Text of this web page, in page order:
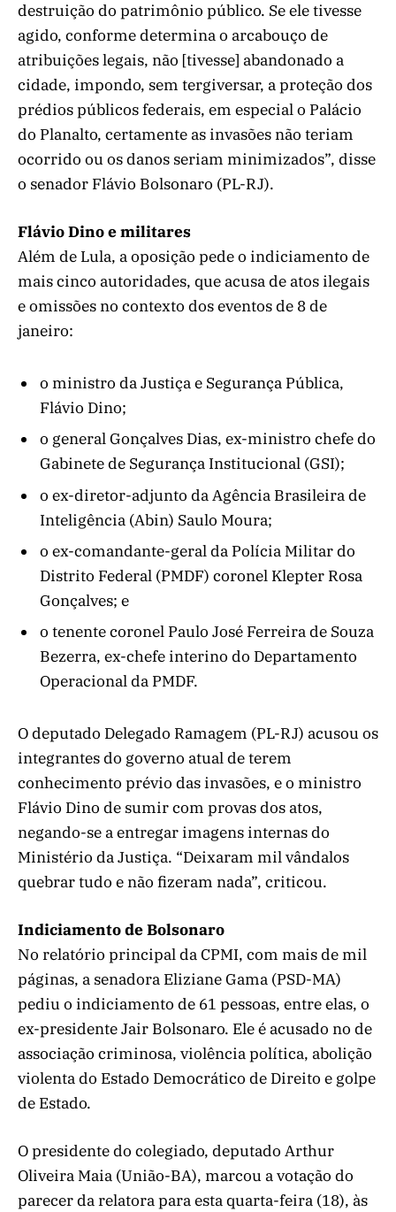
destruição do patrimônio público. Se ele tivesse
agido, conforme determina o arcabouço de
atribuições legais, não [tivesse] abandonado a
cidade, impondo, sem tergiversar, a proteção dos
prédios públicos federais, em especial o Palácio
do Planalto, certamente as invasões não teriam
ocorrido ou os danos seriam minimizados”, disse
o senador Flávio Bolsonaro (PL-RJ).
Flávio Dino e militares
Além de Lula, a oposição pede o indiciamento de
mais cinco autoridades, que acusa de atos ilegais
e omissões no contexto dos eventos de 8 de
janeiro:
o ministro da Justiça e Segurança Pública,
Flávio Dino;
o general Gonçalves Dias, ex-ministro chefe do
Gabinete de Segurança Institucional (GSI);
o ex-diretor-adjunto da Agência Brasileira de
Inteligência (Abin) Saulo Moura;
o ex-comandante-geral da Polícia Militar do
Distrito Federal (PMDF) coronel Klepter Rosa
Gonçalves; e
o tenente coronel Paulo José Ferreira de Souza
Bezerra, ex-chefe interino do Departamento
Operacional da PMDF.
O deputado Delegado Ramagem (PL-RJ) acusou os
integrantes do governo atual de terem
conhecimento prévio das invasões, e o ministro
Flávio Dino de sumir com provas dos atos,
negando-se a entregar imagens internas do
Ministério da Justiça. “Deixaram mil vândalos
quebrar tudo e não fizeram nada”, criticou.
Indiciamento de Bolsonaro
No relatório principal da CPMI, com mais de mil
páginas, a senadora Eliziane Gama (PSD-MA)
pediu o indiciamento de 61 pessoas, entre elas, o
ex-presidente Jair Bolsonaro. Ele é acusado no de
associação criminosa, violência política, abolição
violenta do Estado Democrático de Direito e golpe
de Estado.
O presidente do colegiado, deputado Arthur
Oliveira Maia (União-BA), marcou a votação do
parecer da relatora para esta quarta-feira (18), às